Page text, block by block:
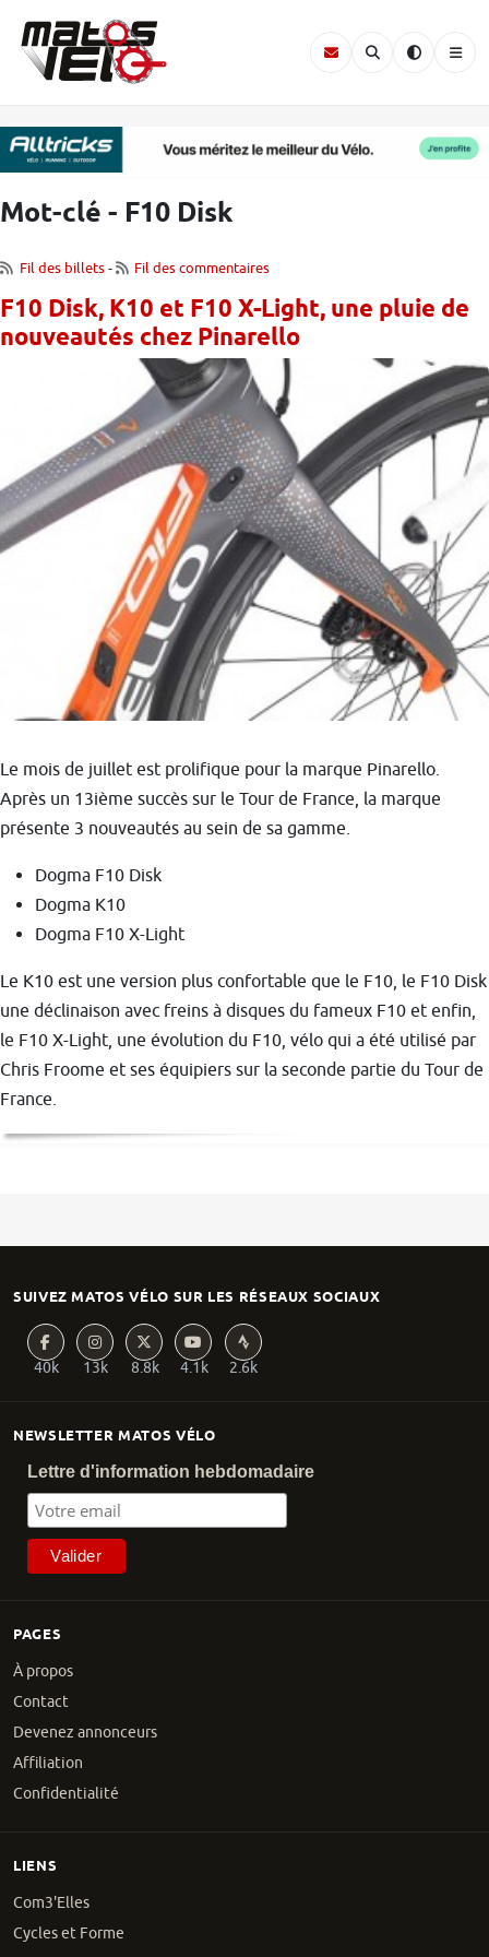
Mot-clé - F10 Disk
Fil des billets- Fil des commentaires
F10 Disk, K10 et F10 X-Light, une pluie de
nouveautés chez Pinarello
Le mois de juillet est prolifique pour la marque Pinarello.
Après un 13ième succès sur le Tour de France, la marque
présente 3 nouveautés au sein de sa gamme.
Dogma F10 Disk
Dogma K10
Dogma F10 X-Light
Le K10 est une version plus confortable que le F10, le F10 Disk
une déclinaison avec freins à disques du fameux F10 et enfin,
le F10 X-Light, une évolution du F10, vélo qui a été utilisé par
Chris Froome et ses équipiers sur la seconde partie du Tour de
France.
PAGES
À propos
Contact
Devenez annonceurs
Affiliation
Confidentialité
NEWSLETTER MATOS VÉLO
Lettre d'information hebdomadaire
SUIVEZ MATOS VÉLO SUR LES RÉSEAUX SOCIAUX
40k 13k 8.8k 4.1k 2.6k
LIENS
Com3'Elles
Cycles et Forme